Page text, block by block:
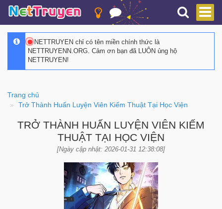
NETTRUYEN chỉ có tên miền chính thức là
NETTRUYENN.ORG. Cảm ơn bạn đã LUÔN ủng hộ
NETTRUYEN!
Trang chủ
Trở Thành Huấn Luyện Viên Kiếm Thuật Tại Học Viện
TRỞ THÀNH HUẤN LUYỆN VIÊN KIẾM
THUẬT TẠI HỌC VIỆN
[Ngày cập nhật: 2026-01-31 12:38:08]